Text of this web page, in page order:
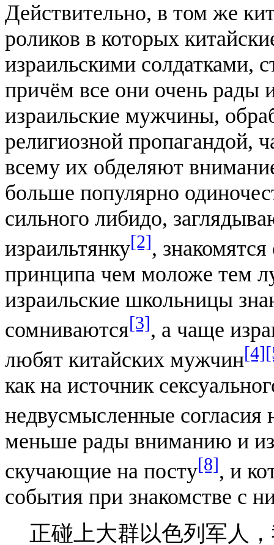
Действительно, в том же
роликов в которых
израильскими солдатками,
причём все они очень рады
израильские мужчины,
религиозной пропагандой,
всему их обделяют
больше популярно
сильного либидо,
израильтянку[2],
принципа чем моложе тем
израильские школьницы
сомниваются[3], а чаще
любят китайских мужчин[4]
как на источник
недвусмысленные согласия
меньше рады вниманию и
скучающие на посту[8], и
события при знакомстве с
正碰上大群以色列军人